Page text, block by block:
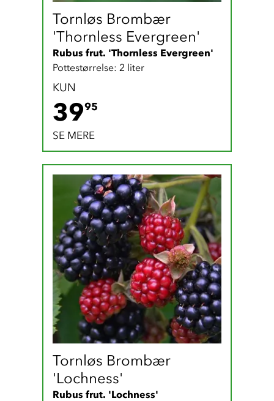
Tornløs Brombær
'Thornless Evergreen'
Rubus frut. 'Thornless Evergreen'
Pottestørrelse: 2 liter
KUN
3995
SE MERE
Tornløs Brombær
'Lochness'
Rubus frut. 'Lochness'